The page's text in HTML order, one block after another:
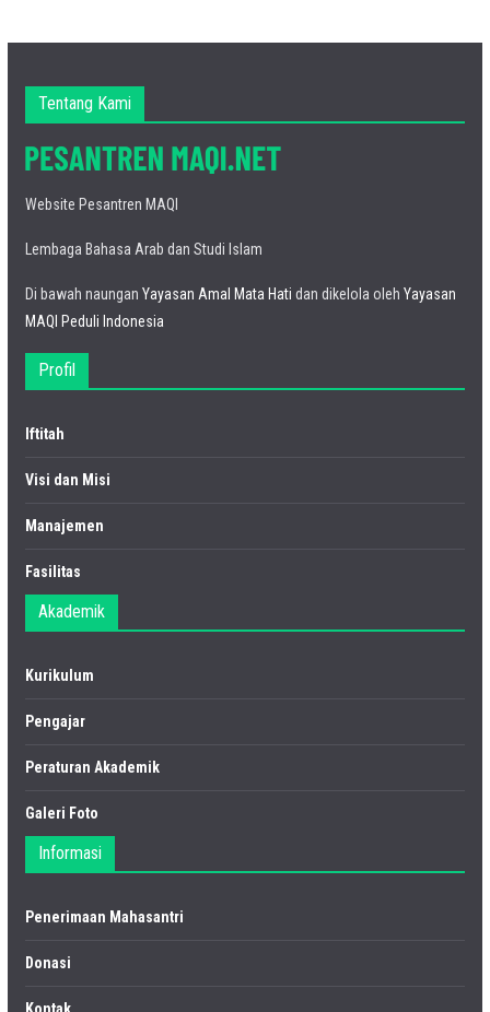
Tentang Kami
Website Pesantren MAQI
Lembaga Bahasa Arab dan Studi Islam
Di bawah naungan Yayasan Amal Mata Hati dan dikelola oleh Yayasan
MAQI Peduli Indonesia
Profil
Iftitah
Visi dan Misi
Manajemen
Fasilitas
Akademik
Kurikulum
Pengajar
Peraturan Akademik
Galeri Foto
Informasi
Penerimaan Mahasantri
Donasi